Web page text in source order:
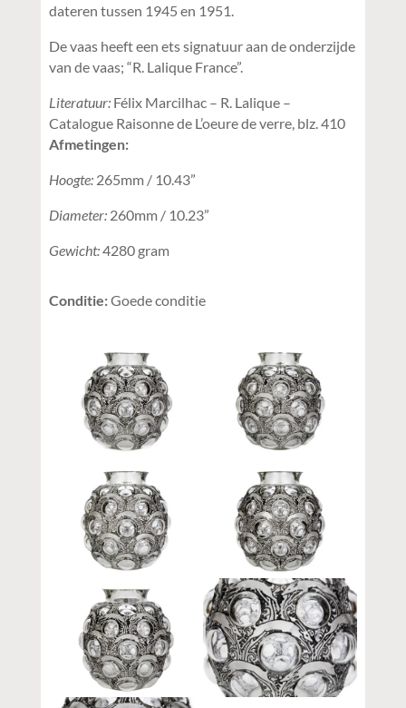
dateren tussen 1945 en 1951.
De vaas heeft een ets signatuur aan de onderzijde
van de vaas; “R. Lalique France”.
Literatuur:Félix Marcilhac – R. Lalique –
Catalogue Raisonne de L’oeure de verre, blz. 410
Afmetingen:
Hoogte:265mm / 10.43”
Diameter:260mm / 10.23”
Gewicht:4280 gram
Conditie:Goede conditie